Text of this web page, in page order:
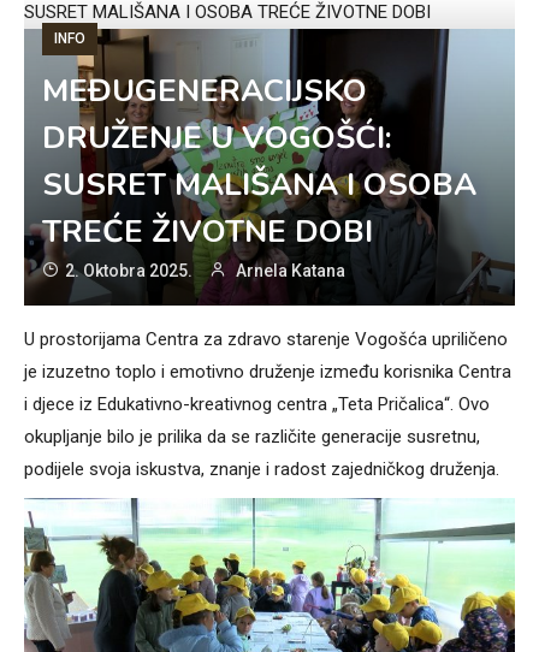
SUSRET MALIŠANA I OSOBA TREĆE ŽIVOTNE DOBI
INFO
MEĐUGENERACIJSKO
DRUŽENJE U VOGOŠĆI:
SUSRET MALIŠANA I OSOBA
TREĆE ŽIVOTNE DOBI
2. Oktobra 2025. Arnela Katana
U prostorijama Centra za zdravo starenje Vogošća upriličeno
je izuzetno toplo i emotivno druženje između korisnika Centra
i djece iz Edukativno-kreativnog centra „Teta Pričalica“. Ovo
okupljanje bilo je prilika da se različite generacije susretnu,
podijele svoja iskustva, znanje i radost zajedničkog druženja.